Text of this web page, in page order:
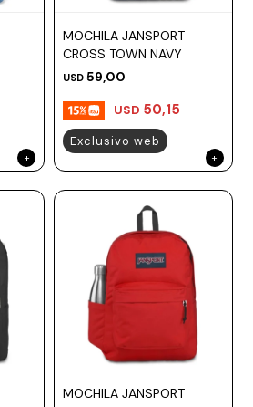
MOCHILA JANSPORT
CROSS TOWN NAVY
USD 59,00
USD 50,15
Exclusivo web
MOCHILA JANSPORT